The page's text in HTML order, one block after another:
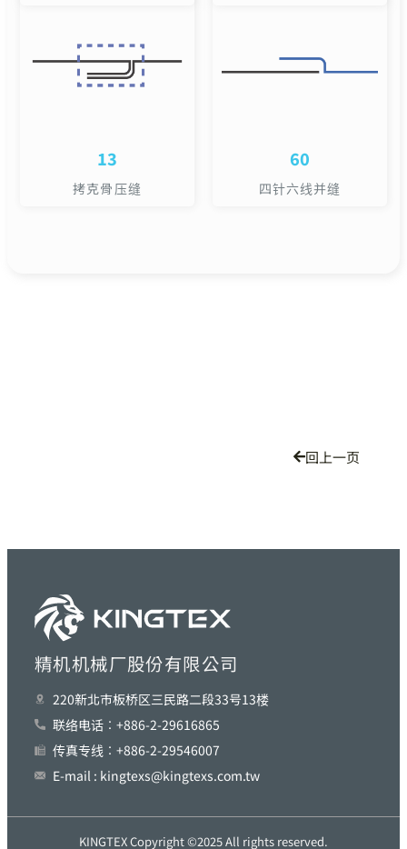
13
拷克骨压缝
60
四针六线并缝
回上一页
精机机械厂股份有限公司
220新北巿板桥区三民路二段33号13楼
联络电话︰+886-2-29616865
传真专线︰+886-2-29546007
E-mail : kingtexs@kingtexs.com.tw
KINGTEX Copyright ©2025 All rights reserved.